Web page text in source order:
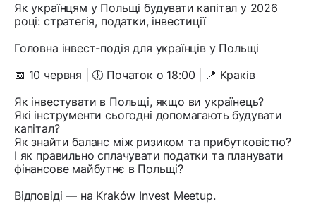
Як українцям у Польщі будувати капітал у 2026
році: стратегія, податки, інвестиції
Головна інвест-подія для українців у Польщі
📅 10 червня | 🕕 Початок о 18:00 | 📍 Краків
Як інвестувати в Польщі, якщо ви українець?
Які інструменти сьогодні допомагають будувати
капітал?
Як знайти баланс між ризиком та прибутковістю?
І як правильно сплачувати податки та планувати
фінансове майбутнє в Польщі?
Відповіді — на Kraków Invest Meetup.